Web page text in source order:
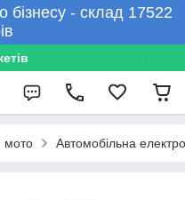
бізнесу - склад 17522
мото Автомобільна